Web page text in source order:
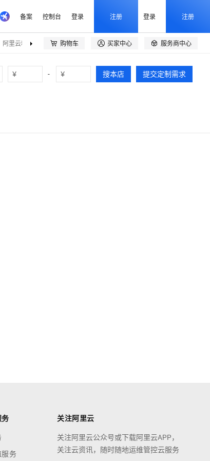
备案 控制台 登录 注册 登录 注册
阿里云精选 伙伴招募
 购物车  买家中心  服务商中心
¥ - ¥ 搜本店 提交定制需求
务
服务
关注阿里云
关注阿里云公众号或下载阿里云APP，
关注云资讯，随时随地运维管控云服务